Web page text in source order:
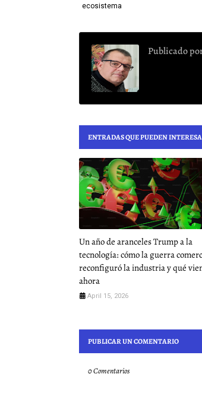
ecosistema
Publicado
ENTRADAS QUE PUEDEN
Un año de aranceles Trump a la
tecnología: cómo la guerra
reconfiguró la industria y qué
ahora
April 15, 2026
PUBLICAR UN COMENTARIO
0 Comentarios